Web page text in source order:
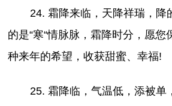
24. 霜降来临，天降祥瑞，降
的是“寒“情脉脉，霜降时分，愿您
种来年的希望，收获甜蜜、幸福!
25. 霜降临，气温低，添被单